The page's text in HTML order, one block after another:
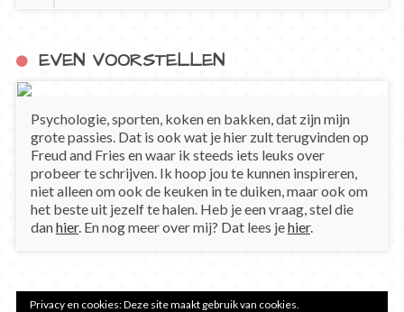
EVEN VOORSTELLEN
Psychologie, sporten, koken en bakken, dat zijn mijn
grote passies. Dat is ook wat je hier zult terugvinden op
Freud and Fries en waar ik steeds iets leuks over
probeer te schrijven. Ik hoop jou te kunnen inspireren,
niet alleen om ook de keuken in te duiken, maar ook om
het beste uit jezelf te halen. Heb je een vraag, stel die
danhier. En nog meer over mij? Dat lees jehier.
Privacy en cookies: Deze site maakt gebruik van cookies.